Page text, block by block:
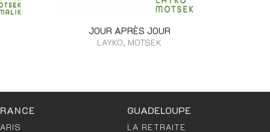
JOUR APRÈS JOUR
LAYKO, MOTSEK
GUADELOUPE
LA RETRAITE